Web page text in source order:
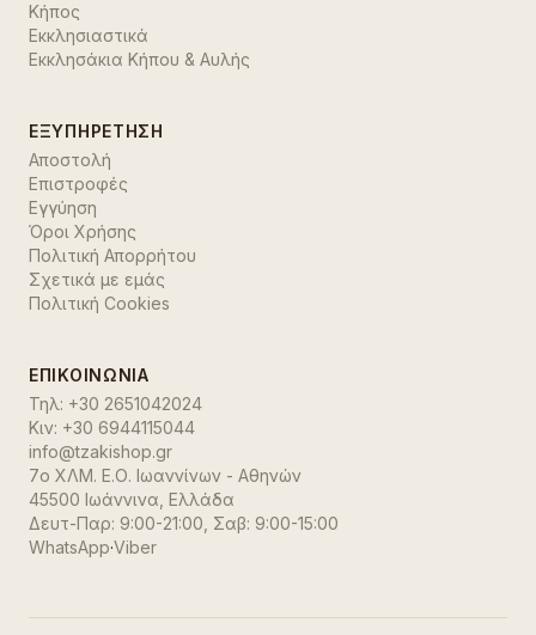
Κήπος
Εκκλησιαστικά
Εκκλησάκια Κήπου & Αυλής
ΕΞΥΠΗΡΈΤΗΣΗ
Αποστολή
Επιστροφές
Εγγύηση
Όροι Χρήσης
Πολιτική Απορρήτου
Σχετικά με εμάς
Πολιτική Cookies
ΕΠΙΚΟΙΝΩΝΊΑ
Τηλ: +30 2651042024
Κιν: +30 6944115044
info@tzakishop.gr
7ο ΧΛΜ. Ε.Ο. Ιωαννίνων - Αθηνών
45500 Ιωάννινα Ελλάδα
Δευτ-Παρ: 9:00-21:00, Σαβ: 9:00-15:00
WhatsApp·Viber